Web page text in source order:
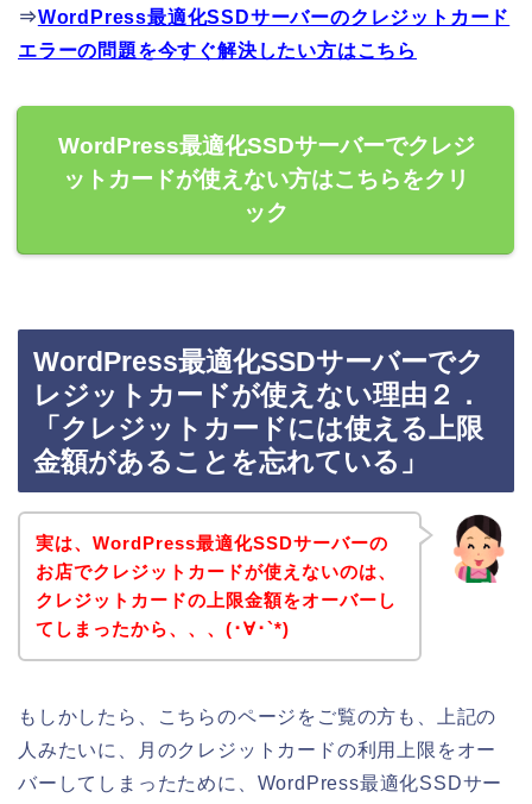
⇒WordPress最適化SSDサーバーのクレジットカード
エラーの問題を今すぐ解決したい方はこちら
WordPress最適化SSDサーバーでクレジ
ットカードが使えない方はこちらをクリ
ック
WordPress最適化SSDサーバーでク
レジットカードが使えない理由２．
「クレジットカードには使える上限
金額があることを忘れている」
実は、WordPress最適化SSDサーバーの
お店でクレジットカードが使えないのは、
クレジットカードの上限金額をオーバーし
てしまったから、、、(･∀･`*)
もしかしたら、こちらのページをご覧の方も、上記の
人みたいに、月のクレジットカードの利用上限をオー
バーしてしまったために、WordPress最適化SSDサー